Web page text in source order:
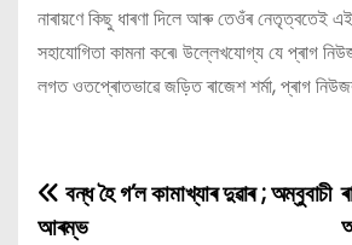
নাৰায়ণে কিছু ধাৰণা দিলে আৰু তেওঁৰ নেতৃত্বতেই
সহাযোগিতা কামনা কৰে৷ উল্লেখযোগ্য যে প্ৰাগ
লগত ওতপ্ৰোতভাৱে জড়িত ৰাজেশ শৰ্মা, প্ৰাগ
P বন্ধ হৈ গ’ল কামাখ্যাৰ দুৱাৰ ; অম্বুবাচী
আৰম্ভ